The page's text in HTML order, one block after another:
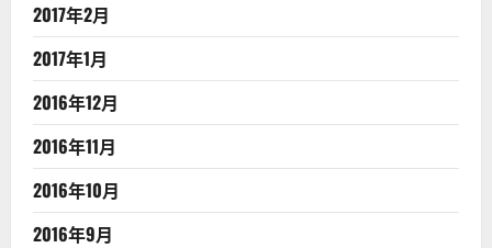
2017年2月
2017年1月
2016年12月
2016年11月
2016年10月
2016年9月